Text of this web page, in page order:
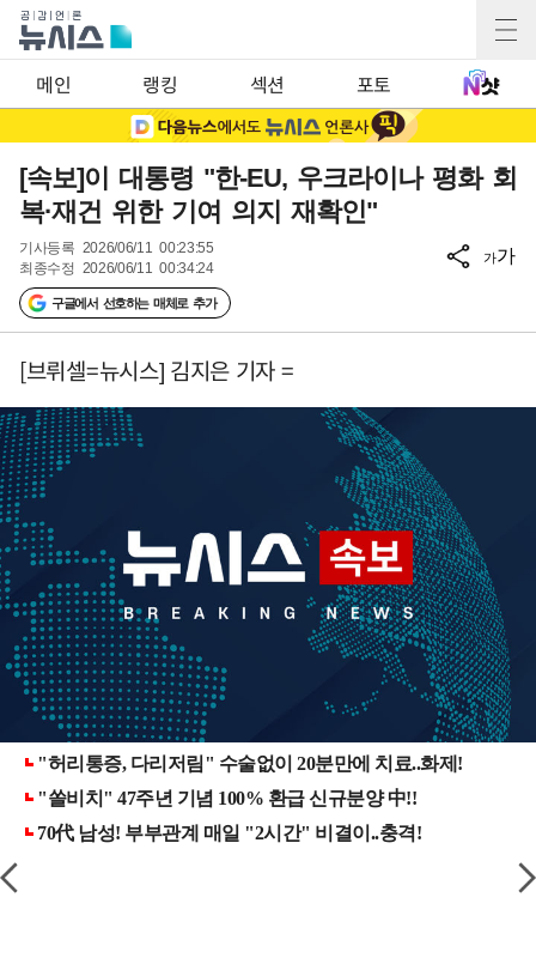
메인 랭킹 섹션 포토
[속보]이 대통령 "한-EU, 우크라이나 평화 회
복·재건 위한 기여 의지 재확인"
기사등록 2026/06/11 00:23:55
최종수정 2026/06/11 00:34:24
구글에서 선호하는 매체로 추가
가가
[브뤼셀=뉴시스] 김지은 기자 =